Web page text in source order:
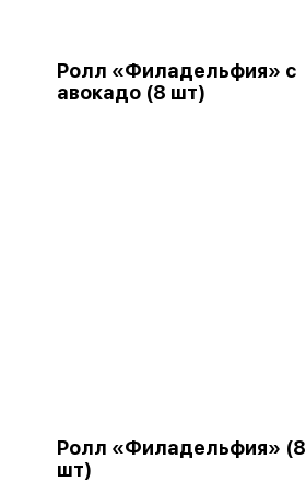
Ролл «Филадельфия» с
авокадо (8 шт)
Ролл «Филадельфия» (8
шт)